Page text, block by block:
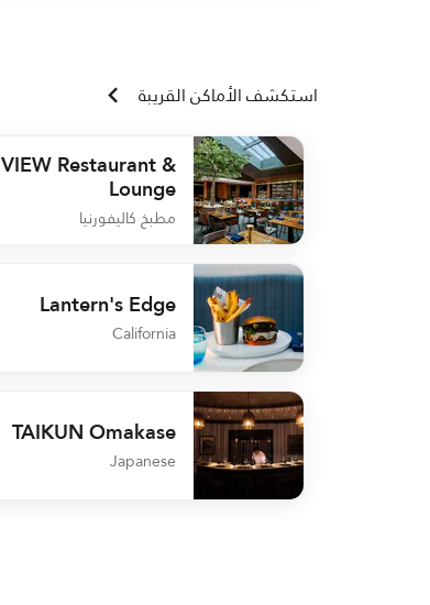
استكشف الأماكن القريبة
VIEW Restaurant &
Lounge
مطبخ كاليفورنيا
undefined VIEW Restaurant & Lounge
Lantern's Edge
California
undefined Lantern's Edge
TAIKUN Omakase
Japanese